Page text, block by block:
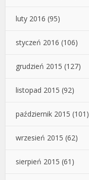
luty 2016 (95)
styczeń 2016 (106)
grudzień 2015 (127)
listopad 2015 (92)
październik 2015 (101)
wrzesień 2015 (62)
sierpień 2015 (61)